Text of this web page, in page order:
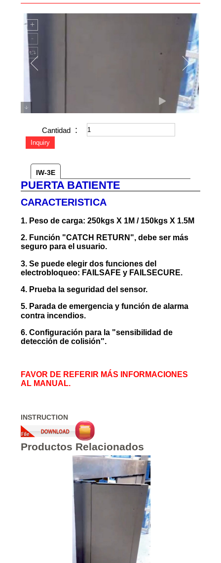
Cantidad ：
IW-3E
PUERTA BATIENTE
CARACTERISTICA
1. Peso de carga: 250kgs X 1M / 150kgs X 1.5M
2. Función "CATCH RETURN", debe ser más
seguro para el usuario.
3. Se puede elegir dos funciones del
electrobloqueo: FAILSAFE y FAILSECURE.
4. Prueba la seguridad del sensor.
5. Parada de emergencia y función de alarma
contra incendios.
6. Configuración para la "sensibilidad de
detección de colisión".
FAVOR DE REFERIR MÁS INFORMACIONES
AL MANUAL.
INSTRUCTION
Productos Relacionados